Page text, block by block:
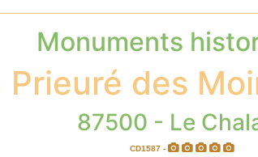
Monuments
Prieuré des
87500 - Le
CD1587 -